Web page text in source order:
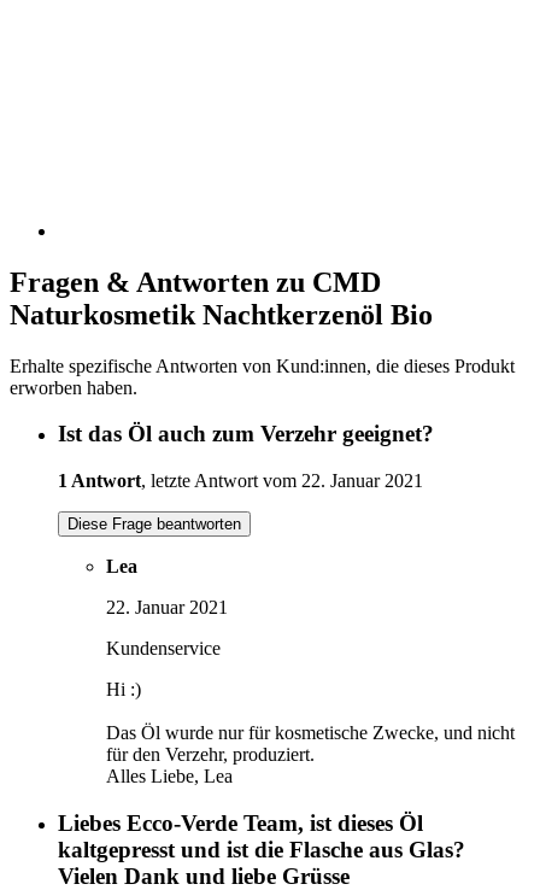
Fragen & Antworten zu CMD
Naturkosmetik Nachtkerzenöl Bio
Erhalte spezifische Antworten von Kund:innen, die dieses Produkt
erworben haben.
Ist das Öl auch zum Verzehr geeignet?
1 Antwort, letzte Antwort vom 22. Januar 2021
Diese Frage beantworten
Lea
22. Januar 2021
Kundenservice
Hi :)
Das Öl wurde nur für kosmetische Zwecke, und nicht
für den Verzehr, produziert.
Alles Liebe, Lea
Liebes Ecco-Verde Team, ist dieses Öl
kaltgepresst und ist die Flasche aus Glas?
Vielen Dank und liebe Grüsse